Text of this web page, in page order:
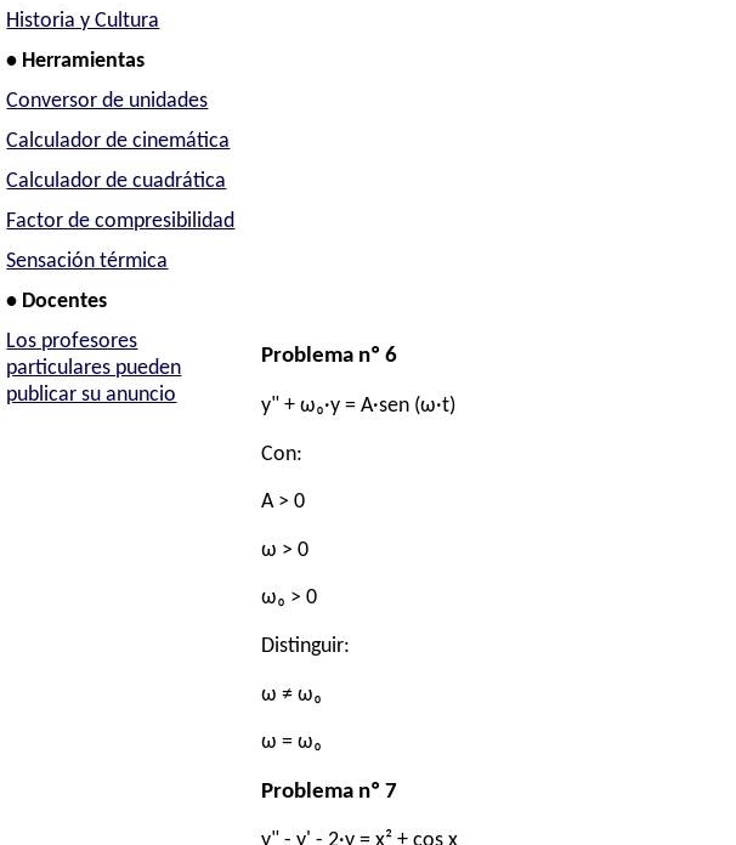
Historia y Cultura
• Herramientas
Conversor de unidades
Calculador de cinemática
Calculador de cuadrática
Factor de compresibilidad
Sensación térmica
• Docentes
Los profesores
particulares pueden
publicar su anuncio
Problema nº 6
y" + ω₀·y = A·sen (ω·t)
Con:
A > 0
ω > 0
ω₀ > 0
Distinguir:
ω ≠ ω₀
ω = ω₀
Problema nº 7